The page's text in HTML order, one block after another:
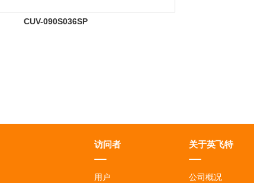
CUV-090S036SP
访问者
用户
关于英飞特
公司概况